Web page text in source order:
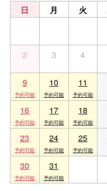
日 月 火
2 3 4
9 10 11
16 17 18
23 24 25
30 31